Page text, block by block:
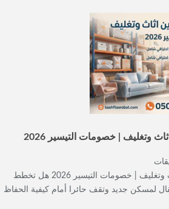
| خصومات التيسير 2026
ارخص مستودعات تخزين اثاث وتغليف | خصومات التيسير 2026 هل تخطط
لمسكن جديد وتقف حائرا أمام كيفية الحفاظ